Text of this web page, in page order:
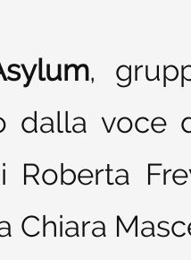
,
dalla voce
Roberta
Chiara